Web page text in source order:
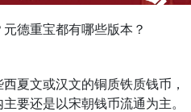
德重宝都有哪些版本？
夏文或汉文的铜质铁质钱币，
要还是以宋朝钱币流通为主。